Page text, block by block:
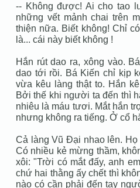
-- Không được! Ai cho tao
những vết mảnh chai trên
thiện nữa. Biết không! Chỉ
là... cái này biết không !
Hắn rút dao ra, xông vào.
dao tới rồi. Bá Kiến chỉ kịp
vừa kêu làng thật to. Hắn
Bởi thế khi người ta đến thì
nhiêu là máu tươi. Mắt hắn
nhưng không ra tiếng. Ở cổ
Cả làng Vũ Ðại nhao lên.
Có nhiều kẻ mừng thầm,
xôi: "Trời có mắt đấy, anh
chứ hai thằng ấy chết thì
nào có cần phải đến tay